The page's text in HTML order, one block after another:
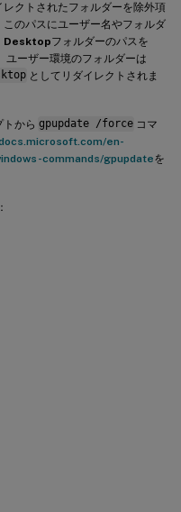
クトされたフォルダーを除外項
のパスにユーザー名やフォルダ
Desktopフォルダーのパスを
ユーザー環境のフォルダーは
としてリダイレクトされま
から gpupdate /force コマ
en-
commands/gpupdateを